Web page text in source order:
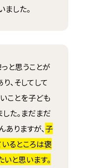
ました。
と思うことが
、そしてして
ことを子ども
た。まだまだ
ありますが、子
るところは褒
と思います。